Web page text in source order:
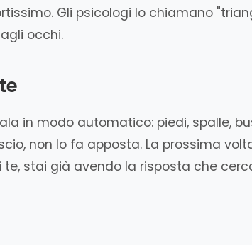
Gli psicologi lo chiamano
occhi.
in modo automatico: piedi, spalle,
non lo fa apposta. La prossima
stai già avendo la risposta che